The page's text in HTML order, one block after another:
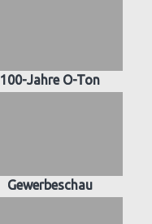
100-Jahre O-Ton
Gewerbeschau